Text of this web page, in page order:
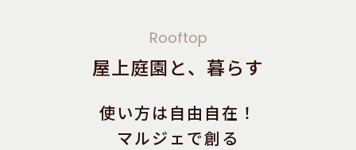
Rooftop
屋上庭園と、暮らす
使い方は自由自在！
マルジェで創る